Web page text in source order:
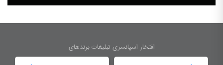
افتخار اسپانسری تبلیغات برندهای